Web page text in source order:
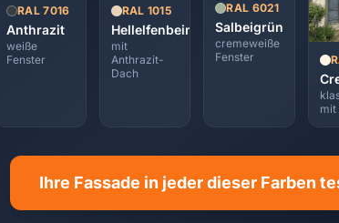
RAL 7016
Anthrazit
weiße
Fenster
RAL 1015
Hellelfenbein
mit
Anthrazit-
Dach
RAL 6021
Salbeigrün
cremeweiße
Fenster
mit
Ihre Fassade in jeder dieser Farben